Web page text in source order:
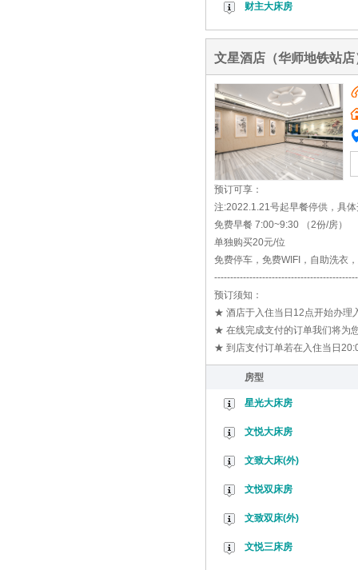
财主大床房
文星酒店（华师地铁站店
预订可享：
注:2022.1.21号起早餐停供，具
免费早餐 7:00~9:30 （2份/房）
单独购买20元/位
免费停车，免费WIFI，自助洗衣
预订须知：
★ 酒店于入住当日12点开始办理
★ 在线完成支付的订单我们将为
★ 到店支付订单若在入住当日
房型
星光大床房
文悦大床房
文致大床(外)
文悦双床房
文致双床(外)
文悦三床房